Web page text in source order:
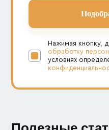
Нажимая кнопку,
обработку
условиях